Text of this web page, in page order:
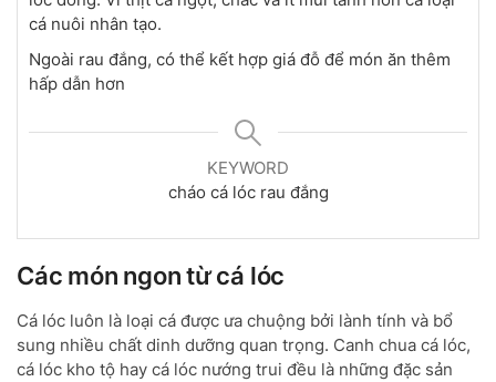
cá nuôi nhân tạo.
Ngoài rau đắng, có thể kết hợp giá đỗ để món ăn thêm
hấp dẫn hơn
KEYWORD
cháo cá lóc rau đắng
Các món ngon từ cá lóc
Cá lóc luôn là loại cá được ưa chuộng bởi lành tính và bổ
sung nhiều chất dinh dưỡng quan trọng. Canh chua cá lóc,
cá lóc kho tộ hay cá lóc nướng trui đều là những đặc sản